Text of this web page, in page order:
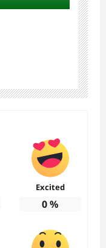
Excited
0%